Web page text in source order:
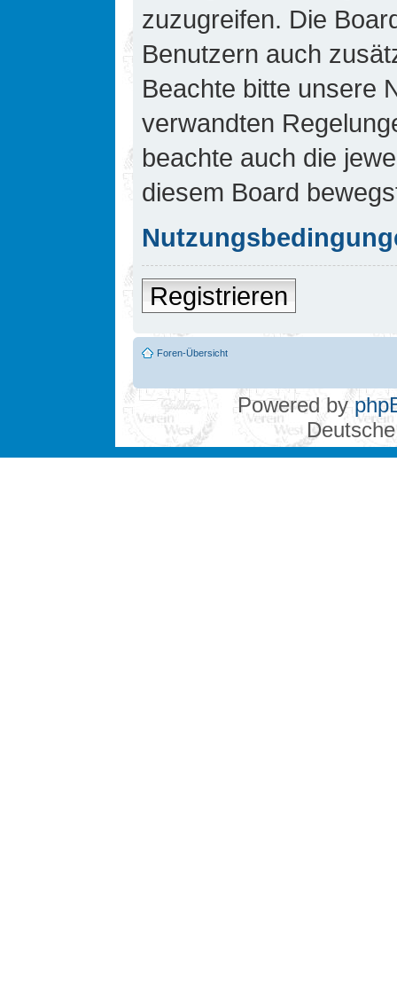
zuzugreifen. Die
Benutzern auch
Beachte bitte unsere
verwandten
beachte auch die
diesem Board
Registrieren
Foren-Übersicht
Powered by